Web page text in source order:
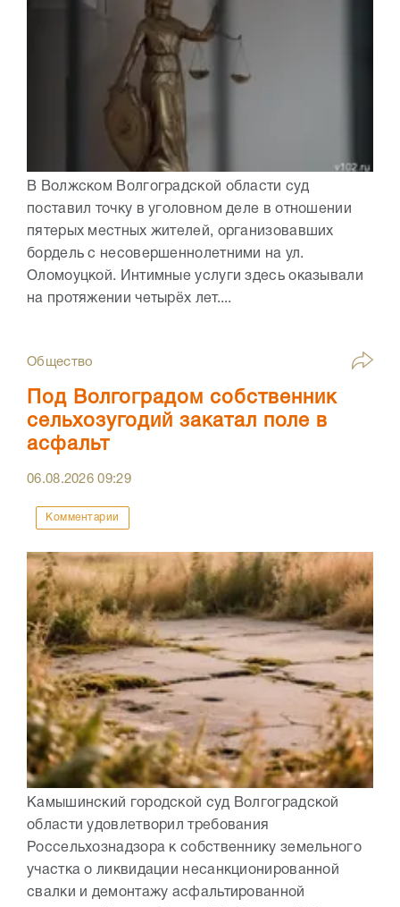
В Волжском Волгоградской области суд
поставил точку в уголовном деле в отношении
пятерых местных жителей, организовавших
бордель с несовершеннолетними на ул.
Оломоуцкой. Интимные услуги здесь оказывали
на протяжении четырёх лет....
Общество
Под Волгоградом собственник
сельхозугодий закатал поле в
асфальт
06.08.202609:29
Комментарии
Камышинский городской суд Волгоградской
области удовлетворил требования
Россельхознадзора к собственнику земельного
участка о ликвидации несанкционированной
свалки и демонтажу асфальтированной